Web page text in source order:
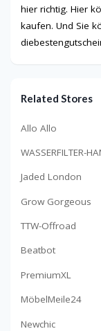
hier richtig. Hier
kaufen. Und Sie
Related Stores
Allo Allo
WASSERFILTER-
Jaded London
Grow Gorgeous
TTW-Offroad
Beatbot
PremiumXL
MöbelMeile24
Newchic